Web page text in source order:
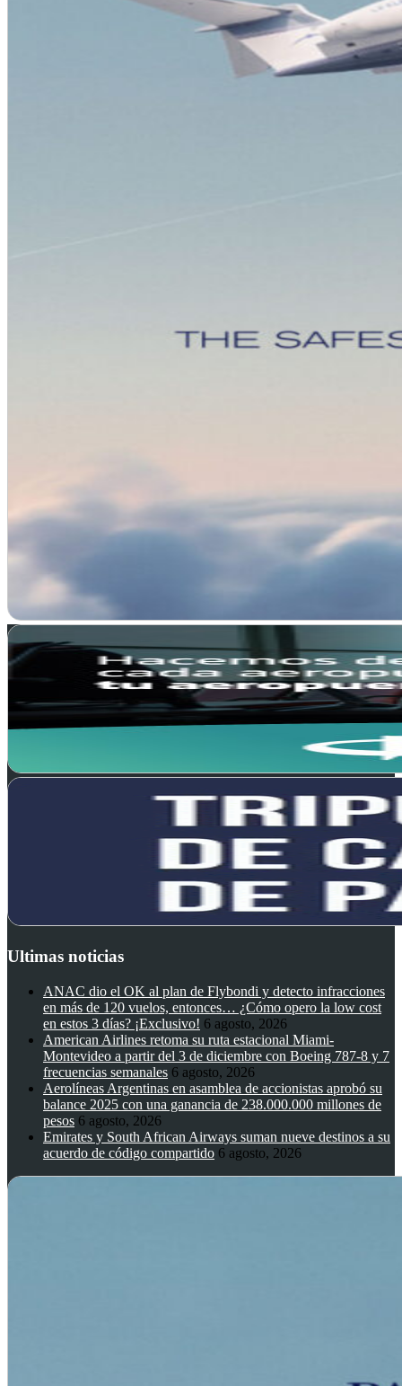
Ultimas noticias
ANAC dio el OK al plan de Flybondi y detecto infracciones
en más de 120 vuelos, entonces… ¿Cómo opero la low cost
en estos 3 días? ¡Exclusivo! 6 agosto, 2026
American Airlines retoma su ruta estacional Miami-
Montevideo a partir del 3 de diciembre con Boeing 787-8 y 7
frecuencias semanales 6 agosto, 2026
Aerolíneas Argentinas en asamblea de accionistas aprobó su
balance 2025 con una ganancia de 238.000.000 millones de
pesos 6 agosto, 2026
Emirates y South African Airways suman nueve destinos a su
acuerdo de código compartido 6 agosto, 2026